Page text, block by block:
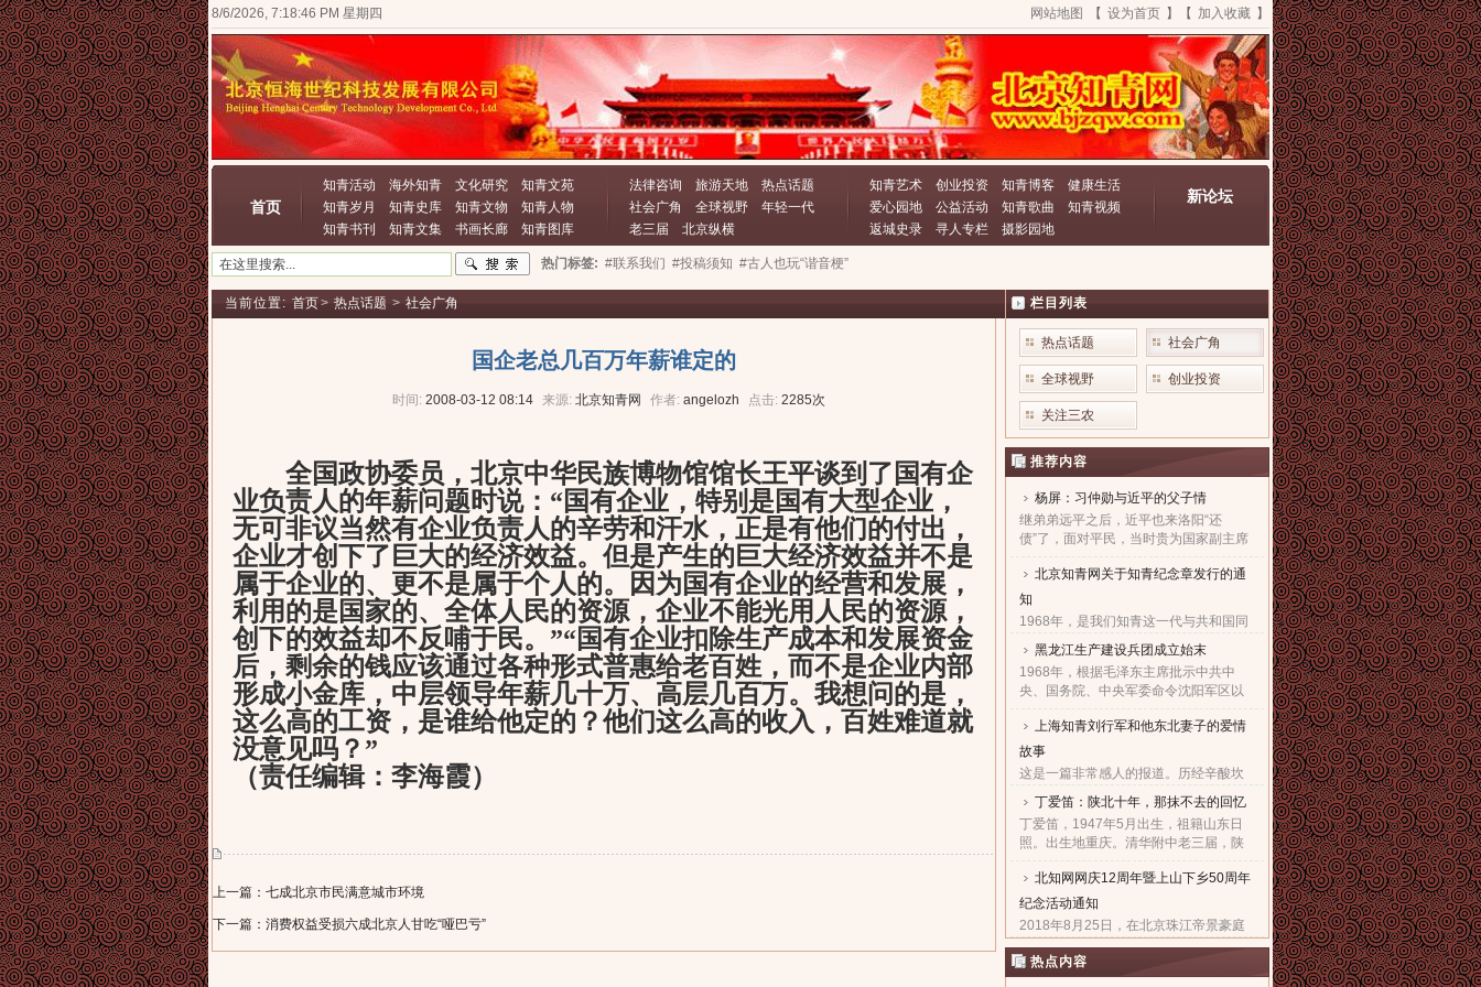
8/6/2026, 7:18:46 PM 星期四 网站地图 【 设为首页 】【 加入收藏 】
首页
知青活动 海外知青 文化研究
知青文苑
知青岁月
知青史库 知青文物
知青人物
知青书刊
知青文集 书画长廊 知青图库
法律咨询 旅游天地
热点话题
社会广角
全球视野
年轻一代
老三届
北京纵横
知青艺术 创业投资 知青博客
健康生活
爱心园地
公益活动 知青歌曲
知青视频
返城史录
寻人专栏 摄影园地
新论坛
热门标签: #联系我们 #投稿须知 #古人也玩“谐音梗”
当前位置: 首页> 热点话题 > 社会广角
国企老总几百万年薪谁定的
时间: 2008-03-12 08:14 来源: 北京知青网 作者: angelozh 点击: 2285次
全国政协委员，北京中华民族博物馆馆长王平谈到了国有企
业负责人的年薪问题时说：“国有企业，特别是国有大型企业，
无可非议当然有企业负责人的辛劳和汗水，正是有他们的付出，
企业才创下了巨大的经济效益。但是产生的巨大经济效益并不是
属于企业的、更不是属于个人的。因为国有企业的经营和发展，
利用的是国家的、全体人民的资源，企业不能光用人民的资源，
创下的效益却不反哺于民。”“国有企业扣除生产成本和发展资金
后，剩余的钱应该通过各种形式普惠给老百姓，而不是企业内部
形成小金库，中层领导年薪几十万、高层几百万。我想问的是，
这么高的工资，是谁给他定的？他们这么高的收入，百姓难道就
没意见吗？”
（责任编辑：李海霞）
上一篇：七成北京市民满意城市环境
下一篇：消费权益受损六成北京人甘吃“哑巴亏”
栏目列表
热点话题 社会广角
全球视野 创业投资
关注三农
推荐内容
杨屏：习仲勋与近平的父子情
继弟弟远平之后，近平也来洛阳“还
债”了，面对平民，当时贵为国家副主席
的他，几乎90度的庄严一躬，鞠出了习
家父子对天下老百姓的良心！也鞠出了
习仲勋与近平撼人心魄的父......
北京知青网关于知青纪念章发行的通
知
1968年，是我们知青这一代与共和国同
命运共前进的同龄人值得隆重纪念的一
年。因为，知青这个在特殊历史时期产
生的特殊群体，在共和国发展的史册
上，以自己的青春、热血和忠......
黑龙江生产建设兵团成立始末
1968年，根据毛泽东主席批示中共中
央、国务院、中央军委命令沈阳军区以
原东北农垦总局所属农场为基础，组建
黑龙江生产建设兵团，在黑龙江省边境
地区执行“屯垦戍边”任务。......
上海知青刘行军和他东北妻子的爱情
故事
这是一篇非常感人的报道。历经辛酸坎
坷，终于同18年前的爱人生活到了一
起，黑龙江省五大连池市女子王亚文和
知青刘行军之间的动人爱情故事，演绎
了生活版的“小芳的故事”。......
丁爱笛：陕北十年，那抹不去的回忆
丁爱笛，1947年5月出生，祖籍山东日
照。出生地重庆。清华附中老三届，陕
北延川插队十年，做过四年生产队长，
四年大队书记兼公社副书记。1978年恢
复高考进入上海工业大学。现......
北知网网庆12周年暨上山下乡50周年
纪念活动通知
2018年8月25日，在北京珠江帝景豪庭
酒店二楼举办盛大隆重的“庆祝北京知青
网成立十二周年暨纪念上山下乡五十周
年文艺联欢会”。热烈欢迎广大知青朋友
热点内容